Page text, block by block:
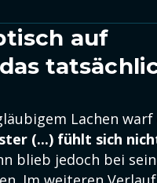
auf
Lachen warf
(...) fühlt sich
blieb jedoch bei